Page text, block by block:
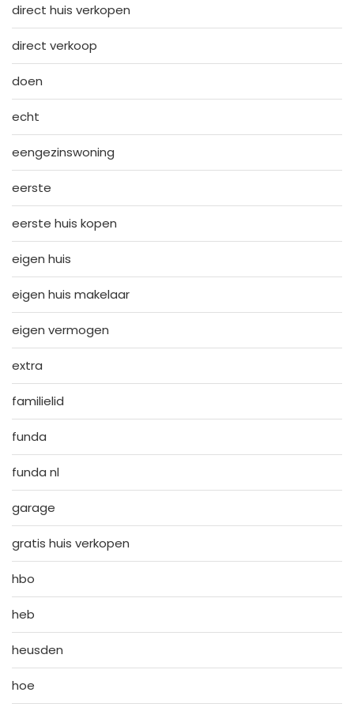
direct huis verkopen
direct verkoop
doen
echt
eengezinswoning
eerste
eerste huis kopen
eigen huis
eigen huis makelaar
eigen vermogen
extra
familielid
funda
funda nl
garage
gratis huis verkopen
hbo
heb
heusden
hoe